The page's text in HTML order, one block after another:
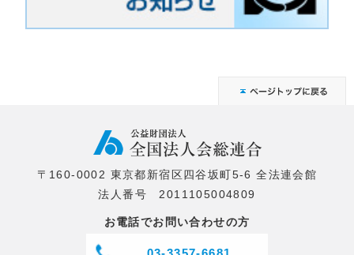
〒160-0002 東京都新宿区四谷坂町5-6 全法連会館
法人番号 2011105004809
お電話でお問い合わせの方